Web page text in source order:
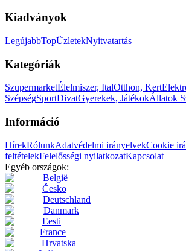
Kiadványok
LegújabbTopÜzletekNyitvatartás
Kategóriák
SzupermarketÉlelmiszer, ItalOtthon, Kert
SzépségSportDivatGyerekek, JátékokÁllatok
Információ
HírekRólunkAdatvédelmi irányelvekCookie
feltételekFelelősségi nyilatkozatKapcsolat
Egyéb országok:
België
Česko
Deutschland
Danmark
Eesti
France
Hrvatska